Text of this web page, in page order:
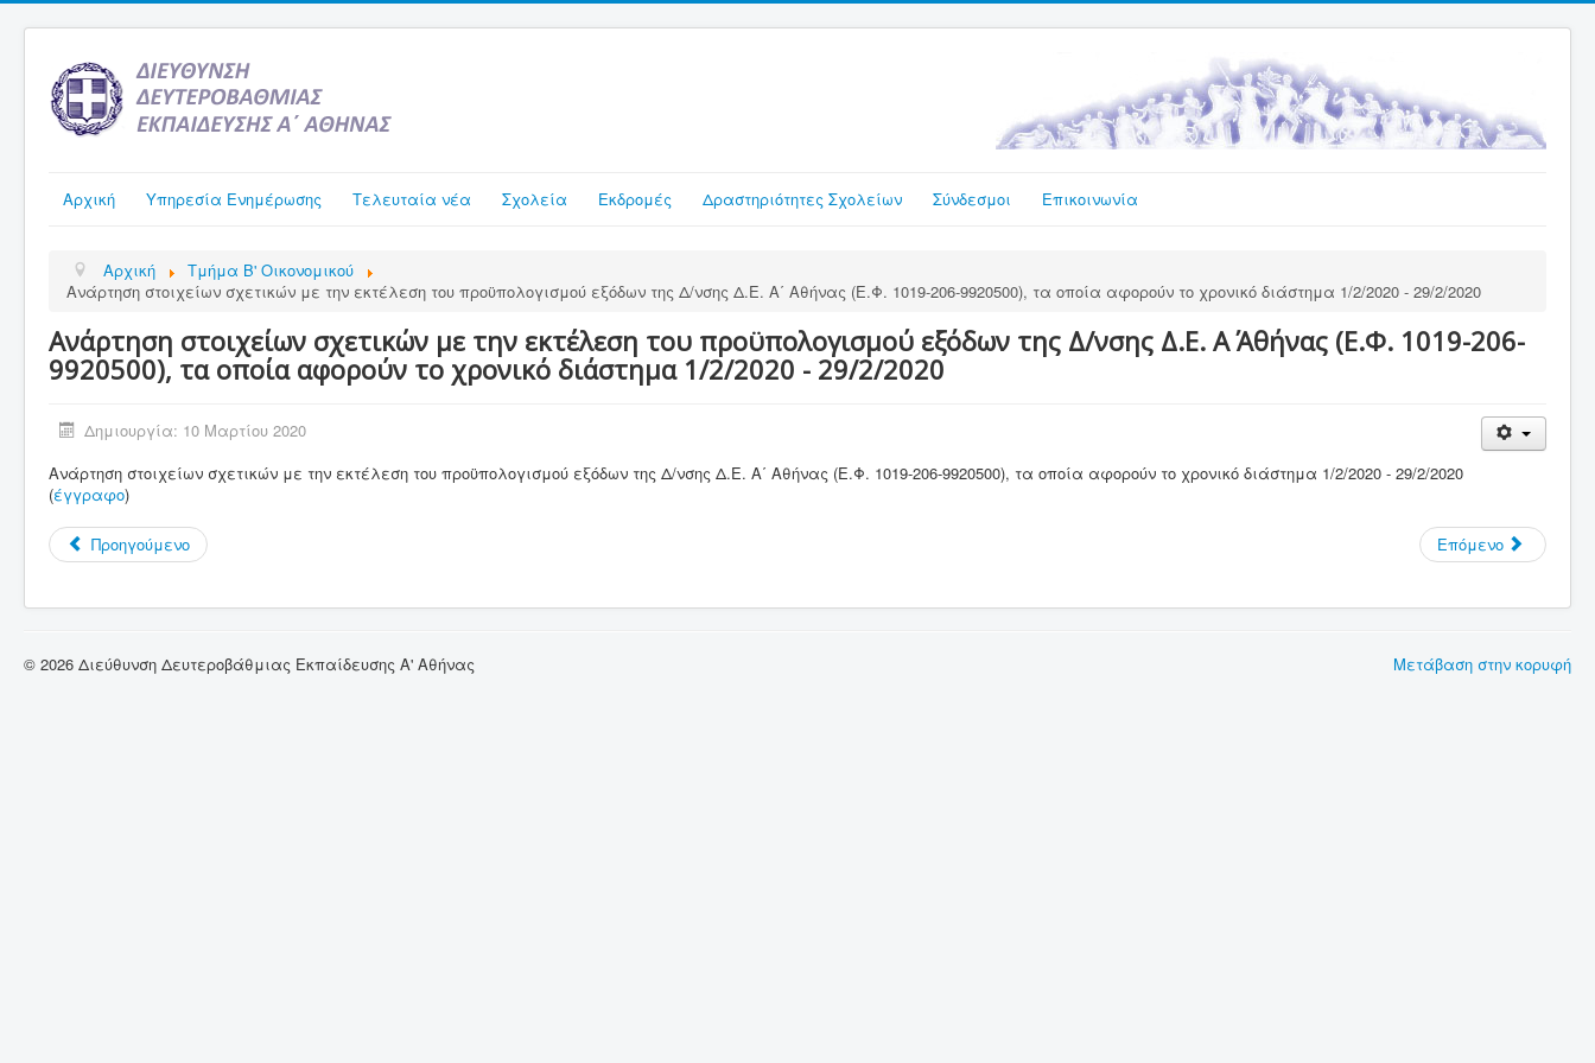
Αρχική Υπηρεσία Ενημέρωσης Τελευταία νέα Σχολεία Εκδρομές Δραστηριότητες Σχολείων Σύνδεσμοι Επικοινωνία
Αρχική
Τμήμα Β' Οικονομικού
Ανάρτηση στοιχείων σχετικών με την εκτέλεση του προϋπολογισμού εξόδων της Δ/νσης Δ.Ε. Α΄ Αθήνας (Ε.Φ. 1019-206-9920500), τα οποία αφορούν το χρονικό διάστημα 1/2/2020 - 29/2/2020
Ανάρτηση στοιχείων σχετικών με την εκτέλεση του προϋπολογισμού εξόδων της Δ/νσης Δ.Ε. Α΄ Αθήνας (Ε.Φ. 1019-206-
9920500), τα οποία αφορούν το χρονικό διάστημα 1/2/2020 - 29/2/2020
Δημιουργία: 10 Μαρτίου 2020
Ανάρτηση στοιχείων σχετικών με την εκτέλεση του προϋπολογισμού εξόδων της Δ/νσης Δ.Ε. Α΄ Αθήνας (Ε.Φ. 1019-206-9920500), τα οποία αφορούν το χρονικό διάστημα 1/2/2020 - 29/2/2020
(έγγραφο)
Προηγούμενο Επόμενο
Μετάβαση στην κορυφή
© 2026 Διεύθυνση Δευτεροβάθμιας Εκπαίδευσης Α' Αθήνας